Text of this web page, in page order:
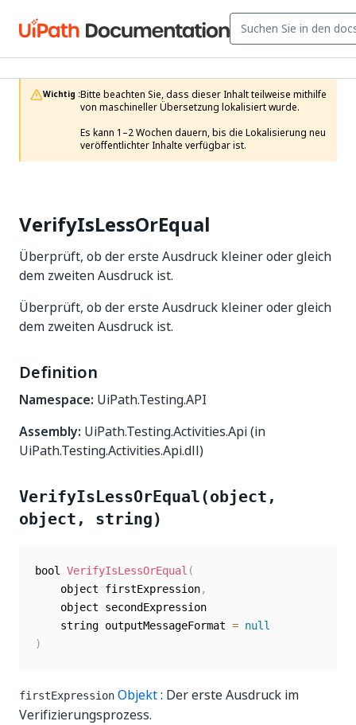
Wichtig :Bitte beachten Sie, dass dieser Inhalt teilweise mithilfe
von maschineller Übersetzung lokalisiert wurde.
Es kann 1–2 Wochen dauern, bis die Lokalisierung neu
veröffentlichter Inhalte verfügbar ist.
VerifyIsLessOrEqual
Überprüft, ob der erste Ausdruck kleiner oder gleich
dem zweiten Ausdruck ist.
Überprüft, ob der erste Ausdruck kleiner oder gleich
dem zweiten Ausdruck ist.
Definition
Namespace: UiPath.Testing.API
Assembly: UiPath.Testing.Activities.Api (in
UiPath.Testing.Activities.Api.dll)
VerifyIsLessOrEqual(object,
object, string)
bool VerifyIsLessOrEqual (
    object firstExpression
,
    object secondExpression
    string outputMessageFormat
= null
)
firstExpression Objekt: Der erste Ausdruck im
Verifizierungsprozess.